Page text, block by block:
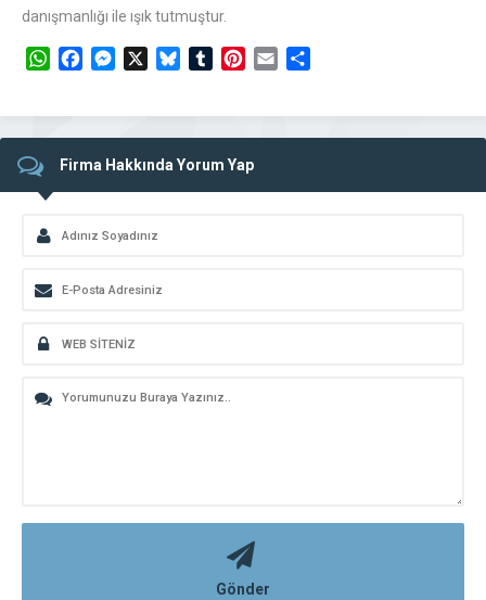
danışmanlığı ile ışık tutmuştur.
WhatsAppFacebookMessengerBlueskyTumblrPinterest
Email
Firma Hakkında Yorum Yap
Gönder